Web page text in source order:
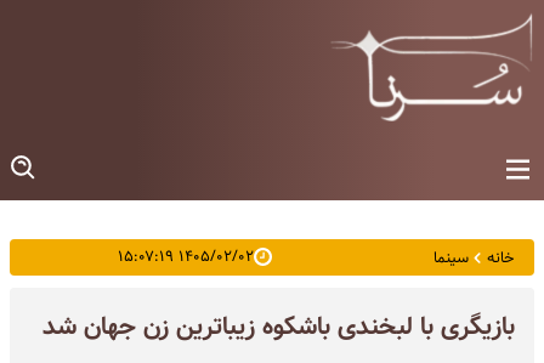
خانه سینما ۱۴۰۵/۰۲/۰۲ ۱۵:۰۷:۱۹
بازیگری با لبخندی باشکوه زیباترین زن جهان شد